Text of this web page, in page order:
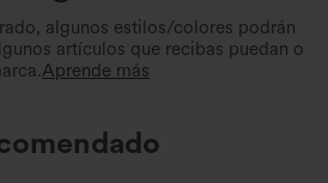
algunos estilos/colores podrán
artículos que recibas puedan o
Aprende más